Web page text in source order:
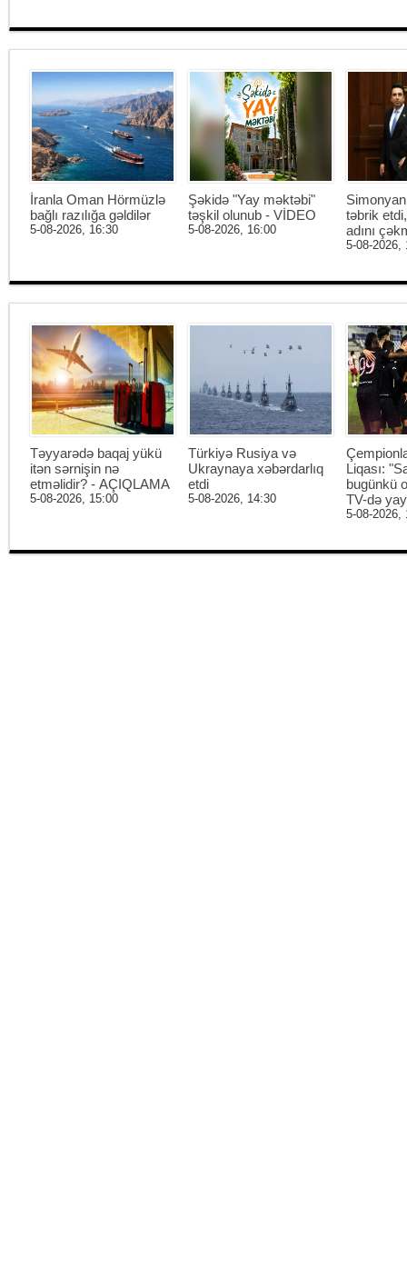
İranla Oman Hörmüzlə
bağlı razılığa gəldilər
5-08-2026, 16:30
Şəkidə "Yay məktəbi"
təşkil olunub - VİDEO
5-08-2026, 16:00
təbrik
adını
5-08-2026,
Təyyarədə baqaj yükü
itən sərnişin nə
etməlidir? - AÇIQLAMA
5-08-2026, 15:00
Türkiyə Rusiya və
Ukraynaya xəbərdarlıq
etdi
5-08-2026, 14:30
Liqası:
bugünkü
TV-də
5-08-2026,